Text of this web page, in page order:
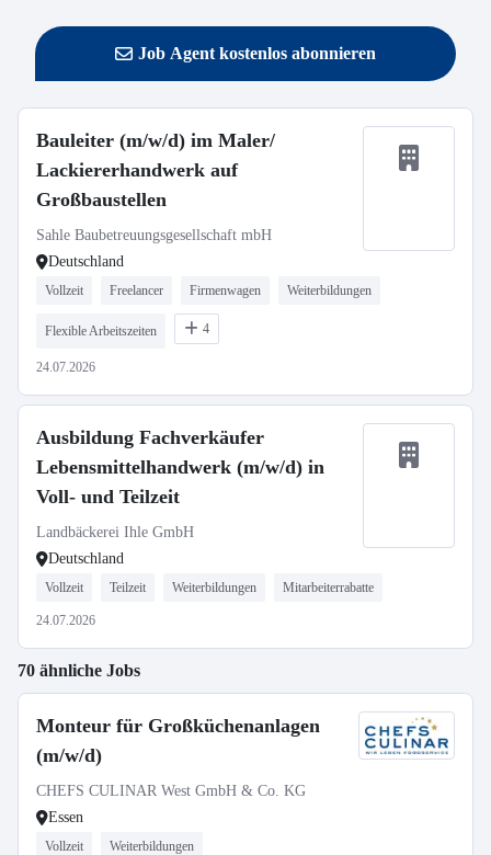
Job Agent kostenlos abonnieren
Bauleiter (m/w/d) im Maler/
Lackiererhandwerk auf
Großbaustellen
Sahle Baubetreuungsgesellschaft mbH
Deutschland
Vollzeit Freelancer Firmenwagen Weiterbildungen
Flexible Arbeitszeiten 4
24.07.2026
Ausbildung Fachverkäufer
Lebensmittelhandwerk (m/w/d) in
Voll- und Teilzeit
Landbäckerei Ihle GmbH
Deutschland
Vollzeit Teilzeit Weiterbildungen Mitarbeiterrabatte
24.07.2026
70 ähnliche Jobs
Monteur für Großküchenanlagen
(m/w/d)
CHEFS CULINAR West GmbH & Co. KG
Essen
Vollzeit Weiterbildungen